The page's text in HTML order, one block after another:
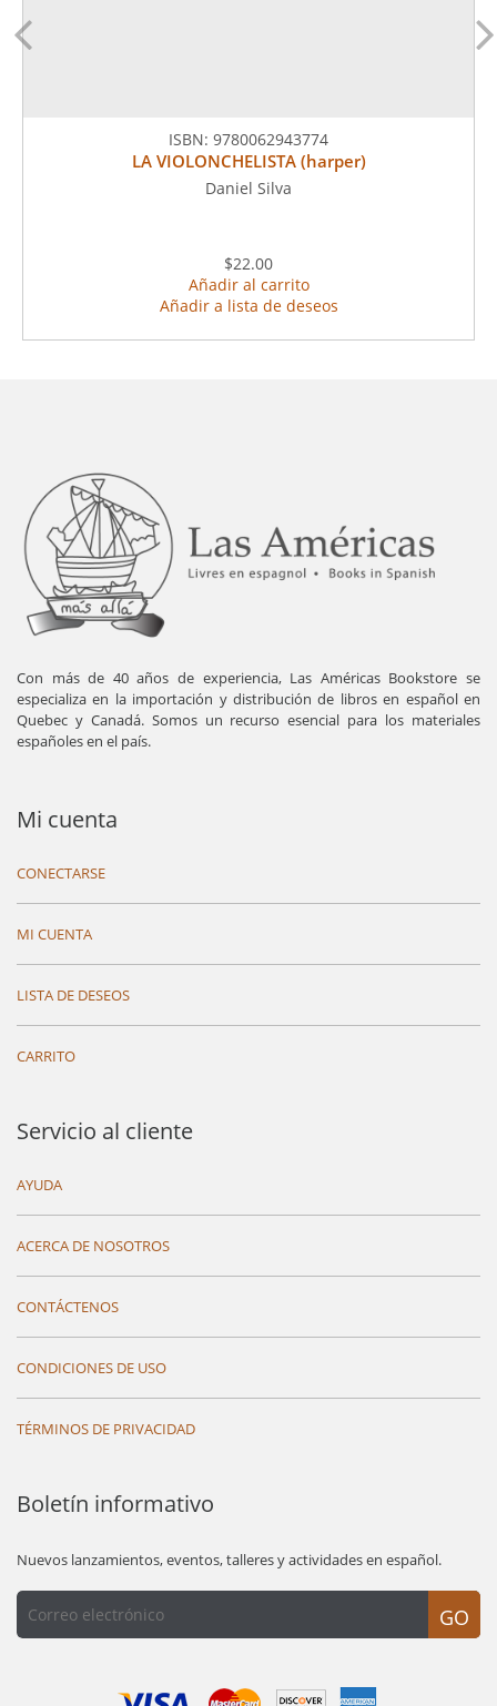
ISBN: 9780062943774
LA VIOLONCHELISTA (harper)
Daniel Silva
$22.00
Añadir al carrito
Añadir a lista de deseos
Con más de 40 años de experiencia, Las Américas Bookstore se
especializa en la importación y distribución de libros en español en
Quebec y Canadá. Somos un recurso esencial para los materiales
españoles en el país.
Mi cuenta
CONECTARSE
MI CUENTA
LISTA DE DESEOS
CARRITO
Servicio al cliente
AYUDA
ACERCA DE NOSOTROS
CONTÁCTENOS
CONDICIONES DE USO
TÉRMINOS DE PRIVACIDAD
Boletín informativo
Nuevos lanzamientos, eventos, talleres y actividades en español.
GO